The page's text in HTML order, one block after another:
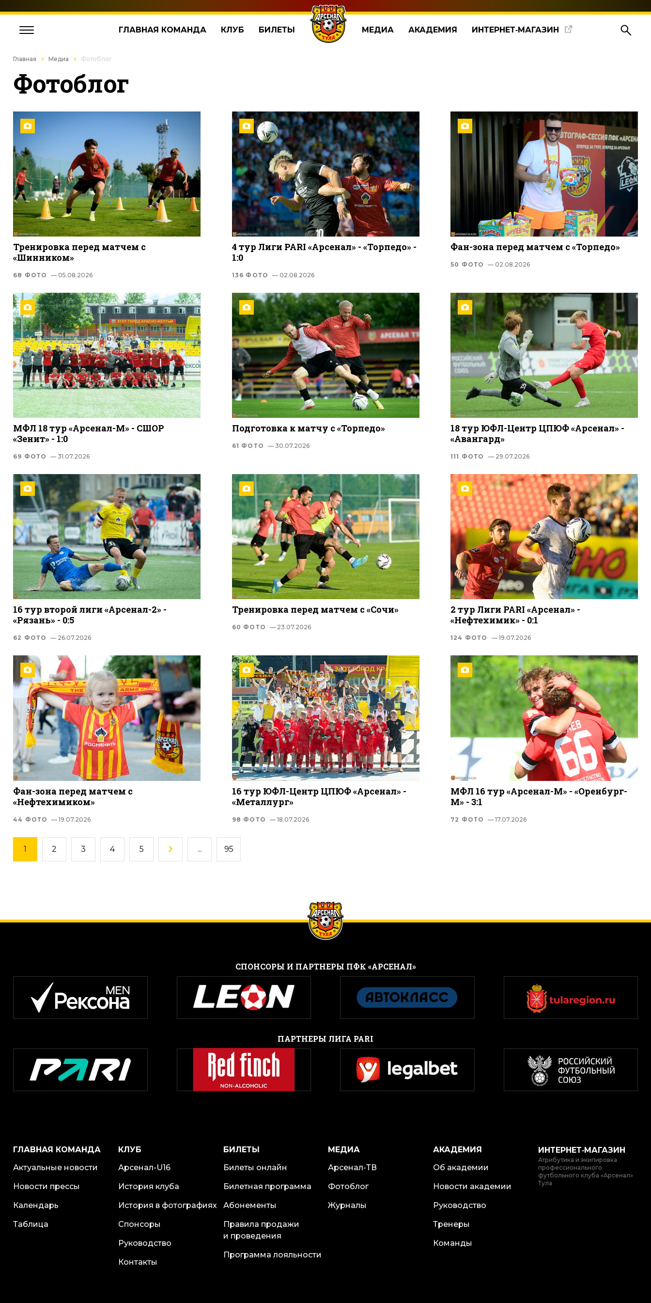
ГЛАВНАЯ КОМАНДА КЛУБ БИЛЕТЫ МЕДИА АКАДЕМИЯ ИНТЕРНЕТ‑МАГАЗИН
Главная Медиа Фотоблог
Фотоблог
Тренировка перед матчем с
«Шинником»
68 ФОТО — 05.08.2026
4 тур Лиги PARI «Арсенал» - «Торпедо» -
1:0
136 ФОТО — 02.08.2026
Фан-зона перед матчем с «Торпедо»
50 ФОТО — 02.08.2026
МФЛ 18 тур «Арсенал-М» - СШОР
«Зенит» - 1:0
69 ФОТО — 31.07.2026
Подготовка к матчу с «Торпедо»
61 ФОТО — 30.07.2026
18 тур ЮФЛ-Центр ЦПЮФ «Арсенал» -
«Авангард»
111 ФОТО — 29.07.2026
16 тур второй лиги «Арсенал-2» -
«Рязань» - 0:5
62 ФОТО — 26.07.2026
Тренировка перед матчем с «Сочи»
60 ФОТО — 23.07.2026
2 тур Лиги PARI «Арсенал» -
«Нефтехимик» - 0:1
124 ФОТО — 19.07.2026
Фан-зона перед матчем с
«Нефтехимиком»
44 ФОТО — 19.07.2026
16 тур ЮФЛ-Центр ЦПЮФ «Арсенал» -
«Металлург»
98 ФОТО — 18.07.2026
МФЛ 16 тур «Арсенал-М» - «Оренбург-
М» - 3:1
72 ФОТО — 17.07.2026
1 2 3 4 5 ... 95
CПОНСОРЫ И ПАРТНЕРЫ ПФК «АРСЕНАЛ»
ПАРТНЕРЫ ЛИГА PARI
ГЛАВНАЯ КОМАНДА
Актуальные новости
Новости прессы
Календарь
Таблица
КЛУБ
Арсенал-U16
История клуба
История в фотографиях
Спонсоры
Руководство
Контакты
БИЛЕТЫ
Билеты онлайн
Билетная программа
Абонементы
Правила продажи
и проведения
Программа лояльности
МЕДИА
Арсенал-ТВ
Фотоблог
Журналы
АКАДЕМИЯ
Об академии
Новости академии
Руководство
Тренеры
Команды
ИНТЕРНЕТ‑МАГАЗИН
Атрибутика и экипировка
профессионального
футбольного клуба «Арсенал»
Тула